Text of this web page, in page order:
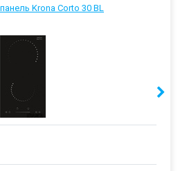
Krona Corto 30 BL